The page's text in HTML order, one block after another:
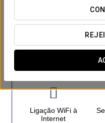
no
Ligação WiFi à
Internet